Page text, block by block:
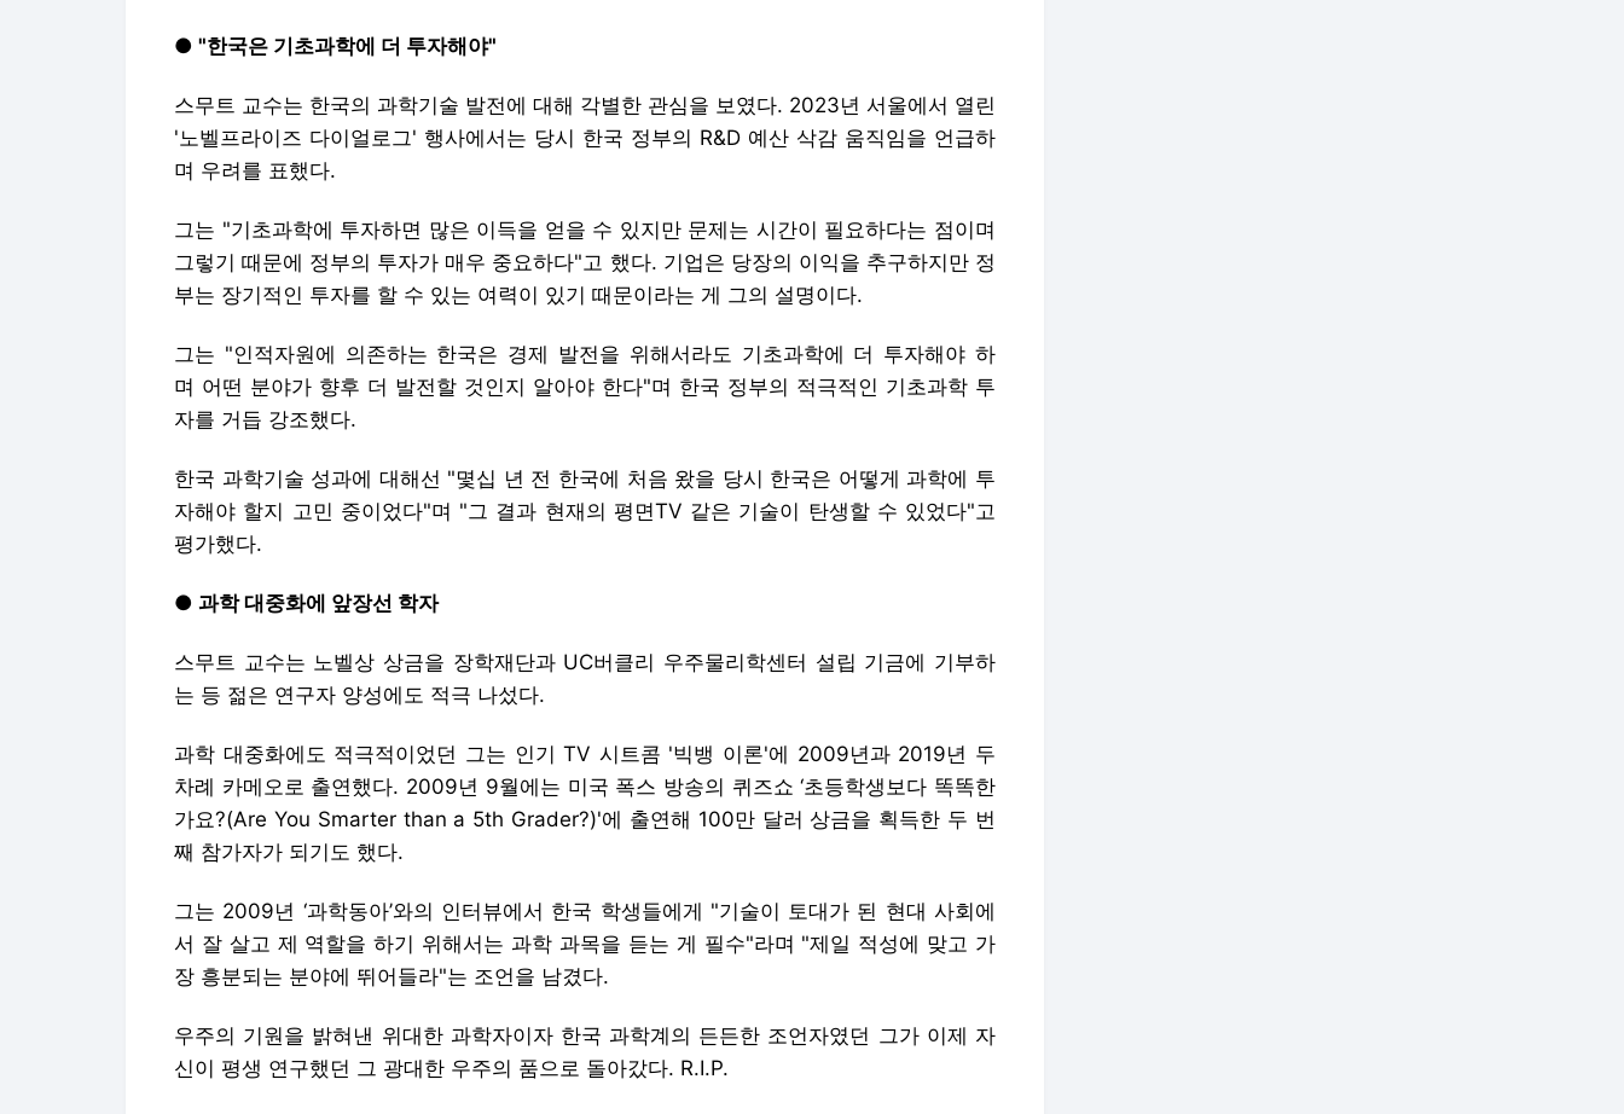
● "한국은 기초과학에 더 투자해야"
스무트 교수는 한국의 과학기술 발전에 대해 각별한 관심을 보였다. 2023년 서울에서 열린
'노벨프라이즈 다이얼로그' 행사에서는 당시 한국 정부의 R&D 예산 삭감 움직임을 언급하
며 우려를 표했다.
그는 "기초과학에 투자하면 많은 이득을 얻을 수 있지만 문제는 시간이 필요하다는 점이며
그렇기 때문에 정부의 투자가 매우 중요하다"고 했다. 기업은 당장의 이익을 추구하지만 정
부는 장기적인 투자를 할 수 있는 여력이 있기 때문이라는 게 그의 설명이다.
그는 "인적자원에 의존하는 한국은 경제 발전을 위해서라도 기초과학에 더 투자해야 하
며 어떤 분야가 향후 더 발전할 것인지 알아야 한다"며 한국 정부의 적극적인 기초과학 투
자를 거듭 강조했다.
한국 과학기술 성과에 대해선 "몇십 년 전 한국에 처음 왔을 당시 한국은 어떻게 과학에 투
자해야 할지 고민 중이었다"며 "그 결과 현재의 평면TV 같은 기술이 탄생할 수 있었다"고
평가했다.
● 과학 대중화에 앞장선 학자
스무트 교수는 노벨상 상금을 장학재단과 UC버클리 우주물리학센터 설립 기금에 기부하
는 등 젊은 연구자 양성에도 적극 나섰다.
과학 대중화에도 적극적이었던 그는 인기 TV 시트콤 '빅뱅 이론'에 2009년과 2019년 두
차례 카메오로 출연했다. 2009년 9월에는 미국 폭스 방송의 퀴즈쇼 ‘초등학생보다 똑똑한
가요?(Are You Smarter than a 5th Grader?)'에 출연해 100만 달러 상금을 획득한 두 번
째 참가자가 되기도 했다.
그는 2009년 ‘과학동아’와의 인터뷰에서 한국 학생들에게 "기술이 토대가 된 현대 사회에
서 잘 살고 제 역할을 하기 위해서는 과학 과목을 듣는 게 필수"라며 "제일 적성에 맞고 가
장 흥분되는 분야에 뛰어들라"는 조언을 남겼다.
우주의 기원을 밝혀낸 위대한 과학자이자 한국 과학계의 든든한 조언자였던 그가 이제 자
신이 평생 연구했던 그 광대한 우주의 품으로 돌아갔다. R.I.P.